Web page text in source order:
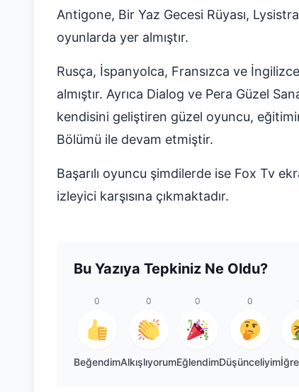
Antigone, Bir Yaz Gecesi Rüyası,
oyunlarda yer almıştır.
Rusça, İspanyolca, Fransızca ve
almıştır. Ayrıca Dialog ve Pera Güzel
kendisini geliştiren güzel oyuncu,
Bölümü ile devam etmiştir.
Başarılı oyuncu şimdilerde ise Fox Tv
izleyici karşısına çıkmaktadır.
Bu Yazıya Tepkiniz Ne Oldu?
0
Beğendim
0
Alkışlıyorum
0
Eğlendim
0
Düşünceliyim